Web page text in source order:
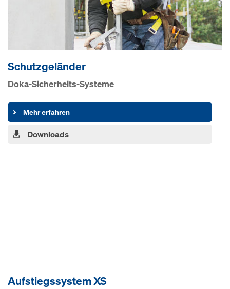
Schutzgeländer
Doka-Sicherheits-Systeme
Mehr erfahren
Downloads
Aufstiegssystem XS